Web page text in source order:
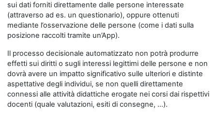
sui dati forniti direttamente dalle persone interessate
(attraverso ad es. un questionario), oppure ottenuti
mediante l’osservazione delle persone (come i dati sulla
posizione raccolti tramite un’App).
Il processo decisionale automatizzato non potrà produrre
effetti sui diritti o sugli interessi legittimi delle persone e non
dovrà avere un impatto significativo sulle ulteriori e distinte
aspettative degli individui, se non quelli direttamente
connessi alle attività didattiche erogate nei corsi dai rispettivi
docenti (quale valutazioni, esiti di consegne, …).